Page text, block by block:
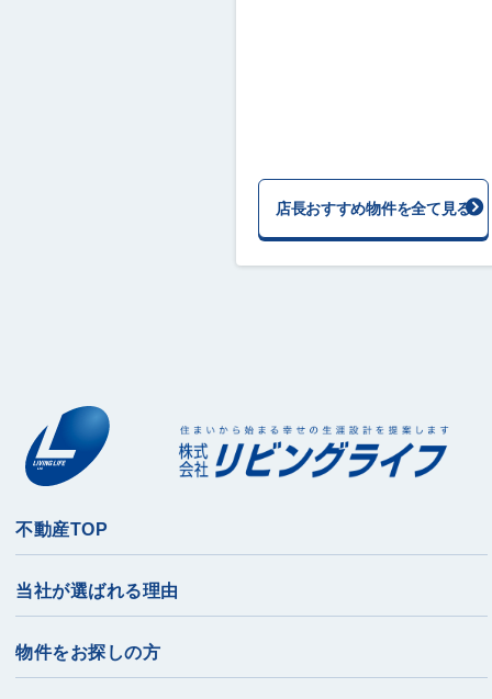
店長おすすめ物件を全て見る
不動産TOP
当社が選ばれる理由
物件をお探しの方